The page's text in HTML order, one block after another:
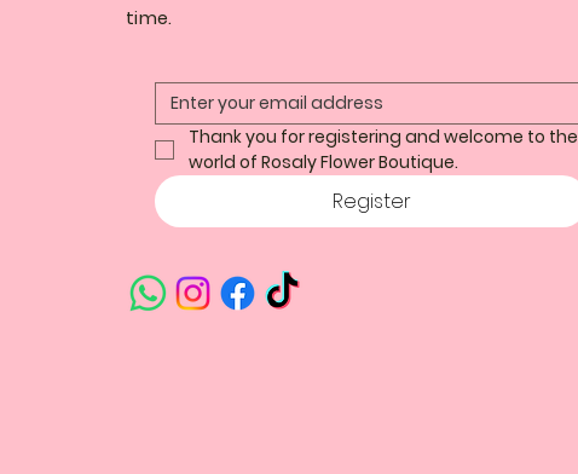
time.
Thank you for registering and welcome to the
world of Rosaly Flower Boutique.
Register